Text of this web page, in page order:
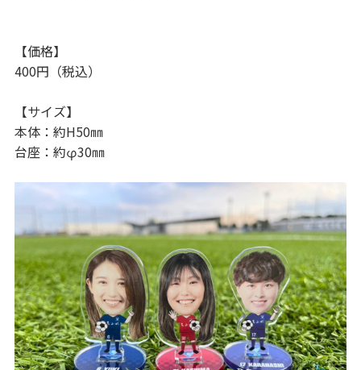
【価格】
400円（税込）
【サイズ】
本体：約H50㎜
台座：約φ30㎜